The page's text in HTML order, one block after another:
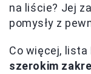
na liście? Jej
pomysły z
Co więcej, lista
szerokim